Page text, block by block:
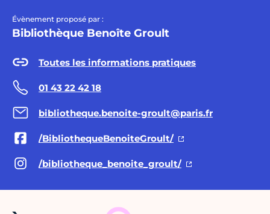
Évènement proposé par :
Bibliothèque Benoîte Groult
Toutes les informations pratiques
01 43 22 42 18
bibliotheque.benoite-groult@paris.fr
/BibliothequeBenoiteGroult/
/bibliotheque_benoite_groult/